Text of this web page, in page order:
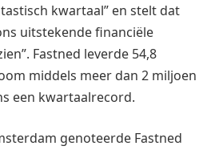
kwartaal” en stelt dat
uitstekende financiële
Fastned leverde 54,8
middels meer dan 2 miljoen
een kwartaalrecord.
genoteerde Fastned